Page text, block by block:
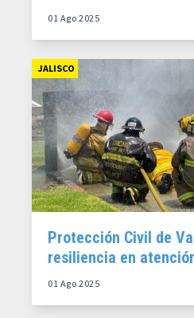
01 Ago 2025
JALISCO
Protección Civil de
resiliencia en
01 Ago 2025